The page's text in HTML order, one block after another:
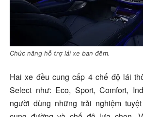
Chức năng hỗ trợ lái xe ban đêm.
Hai xe đều cung cấp 4 chế độ lái
Select như: Eco, Sport, Comfort,
người dùng những trải nghiệm